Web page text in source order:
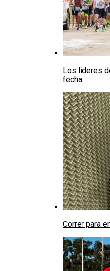
Los líderes
fecha
Correr para